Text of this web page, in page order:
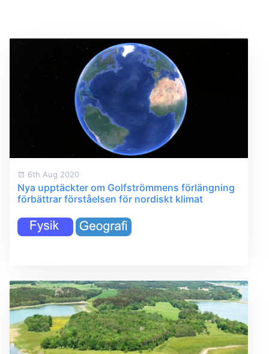
6th Aug 2020
Nya upptäckter om Golfströmmens förlängning
förbättrar förståelsen för nordiskt klimat